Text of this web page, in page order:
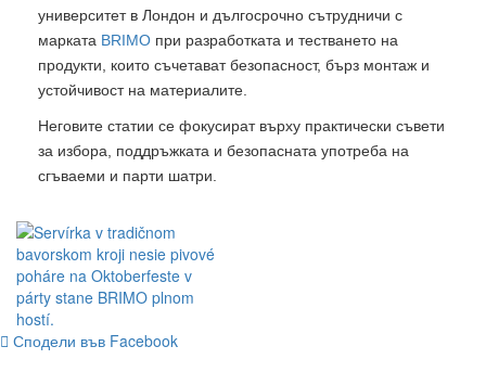
университет в Лондон и дългосрочно сътрудничи с
марката BRIMO при разработката и тестването на
продукти, които съчетават безопасност, бърз монтаж и
устойчивост на материалите.
Неговите статии се фокусират върху практически съвети
за избора, поддръжката и безопасната употреба на
сгъваеми и парти шатри.
Сподели във Facebook